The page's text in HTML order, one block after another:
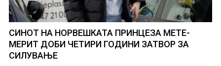
СИНОТ НА НОРВЕШКАТА ПРИНЦЕЗА МЕТЕ-
МЕРИТ ДОБИ ЧЕТИРИ ГОДИНИ ЗАТВОР ЗА
СИЛУВАЊЕ